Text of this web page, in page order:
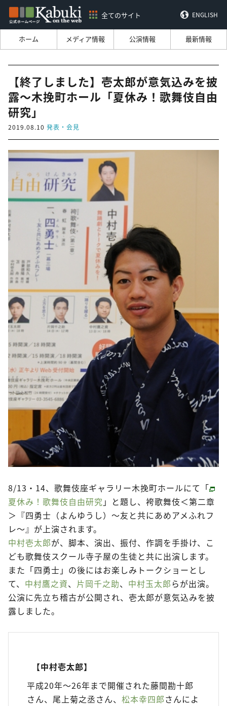
全てのサイト ENGLISH
ホーム メディア情報 公演情報 最新情報
【終了しました】壱太郎が意気込みを披
露～木挽町ホール「夏休み！歌舞伎自由
研究」
2019.08.10 発表・会見
8/13・14、歌舞伎座ギャラリー木挽町ホールにて「
夏休み！歌舞伎自由研究 」と題し、袴歌舞伎＜第二章
＞『四勇士（よんゆうし）～友と共にあめアメふれフ
レ～』が上演されます。
中村壱太郎が、脚本、演出、振付、作調を手掛け、こ
ども歌舞伎スクール寺子屋の生徒と共に出演します。
また「四勇士」の後にはお楽しみトークショーとし
て、 中村鷹之資、 片岡千之助、 中村玉太郎 らが出演。
公演に先立ち稽古が公開され、壱太郎が意気込みを披
露しました。
【中村壱太郎】
平成20年～26年まで開催された藤間勘十郎
さん、尾上菊之丞さん、 松本幸四郎さんによ